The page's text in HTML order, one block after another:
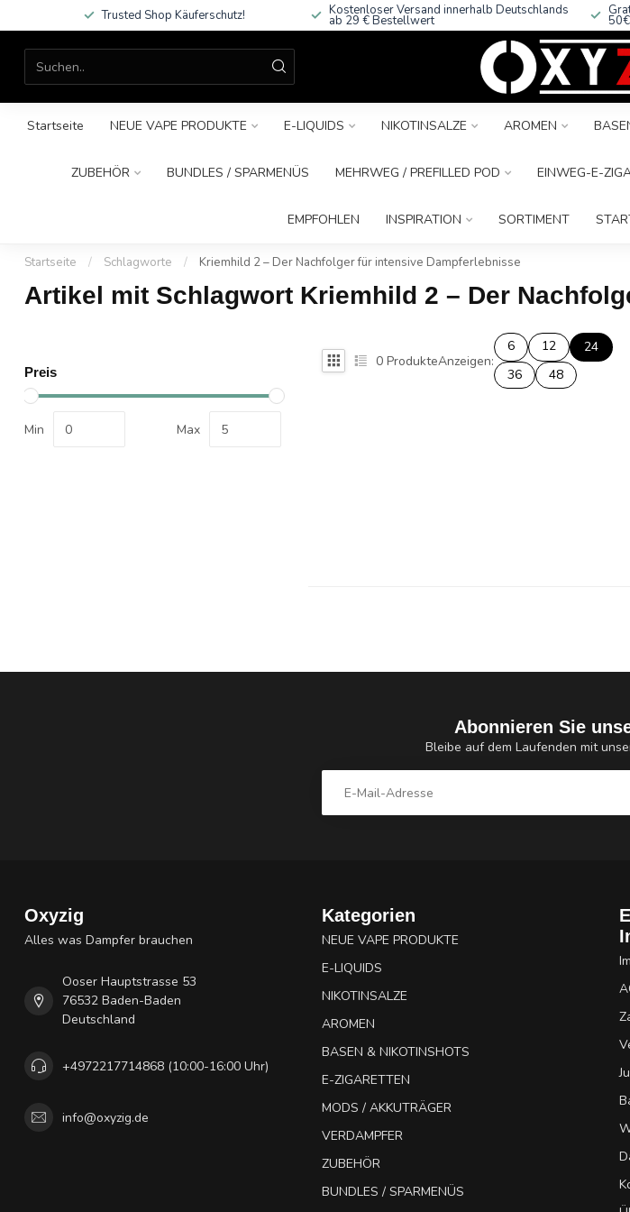
Trusted Shop Käuferschutz! Kostenloser Versand innerhalb Deutschlands
ab 29 € Bestellwert
Startseite NEUE VAPE PRODUKTE E-LIQUIDS NIKOTINSALZE AROMEN
ZUBEHÖR BUNDLES / SPARMENÜS MEHRWEG / PREFILLED POD EINWEG-E-
EMPFOHLEN INSPIRATION SORTIMENT
Startseite / Schlagworte / Kriemhild 2 – Der Nachfolger für intensive Dampferlebnisse
Artikel mit Schlagwort Kriemhild 2 – Der
Preis
Min Max
0 ProdukteAnzeigen:
6 12
24
36
48
Abonnieren Sie
Bleibe auf dem Laufenden mit
Oxyzig
Alles was Dampfer brauchen
Ooser Hauptstrasse 53
76532 Baden-Baden
Deutschland
+4972217714868 (10:00-16:00 Uhr)
info@oxyzig.de
Kategorien
NEUE VAPE PRODUKTE
E-LIQUIDS
NIKOTINSALZE
AROMEN
BASEN & NIKOTINSHOTS
E-ZIGARETTEN
MODS / AKKUTRÄGER
VERDAMPFER
ZUBEHÖR
BUNDLES / SPARMENÜS